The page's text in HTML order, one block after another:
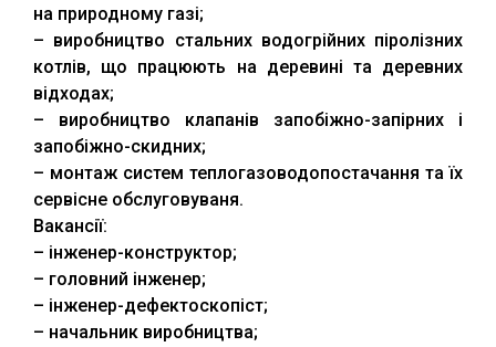
на природному газі;
– виробництво стальних водогрійних піролізних
котлів, що працюють на деревині та деревних
відходах;
– виробництво клапанів запобіжно-запірних і
запобіжно-скидних;
– монтаж систем теплогазоводопостачання та їх
сервісне обслуговуваня.
Вакансії:
– інженер-конструктор;
– головний інженер;
– інженер-дефектоскопіст;
– начальник виробництва;